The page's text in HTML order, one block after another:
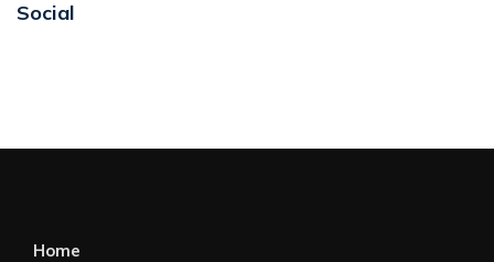
Social
Home